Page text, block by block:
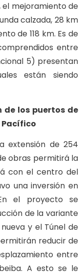
mejoramiento de
calzada, 28 km
de 118 km. Es de
entre
5) presentan
están siendo
de los puertos de
Pacífico
extensión de 254
obras permitirá la
con el centro del
una inversión en
el proyecto se
de la variante
y el Túnel de
reducir de
entre
A esto se le